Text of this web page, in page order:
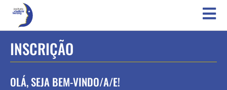
INSCRIÇÃO
OLÁ, SEJA BEM-VINDO/A/E!